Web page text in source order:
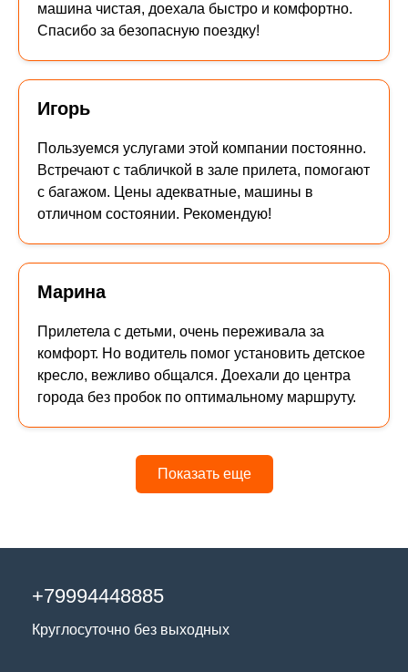
машина чистая, доехала быстро и комфортно.
Спасибо за безопасную поездку!
Игорь
Пользуемся услугами этой компании постоянно.
Встречают с табличкой в зале прилета, помогают
с багажом. Цены адекватные, машины в
отличном состоянии. Рекомендую!
Марина
Прилетела с детьми, очень переживала за
комфорт. Но водитель помог установить детское
кресло, вежливо общался. Доехали до центра
города без пробок по оптимальному маршруту.
Показать еще
+79994448885
Круглосуточно без выходных